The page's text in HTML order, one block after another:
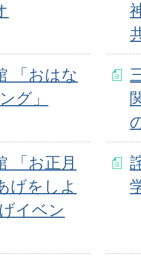
「おはな
グ」
「お正月
げをしよ
イベン